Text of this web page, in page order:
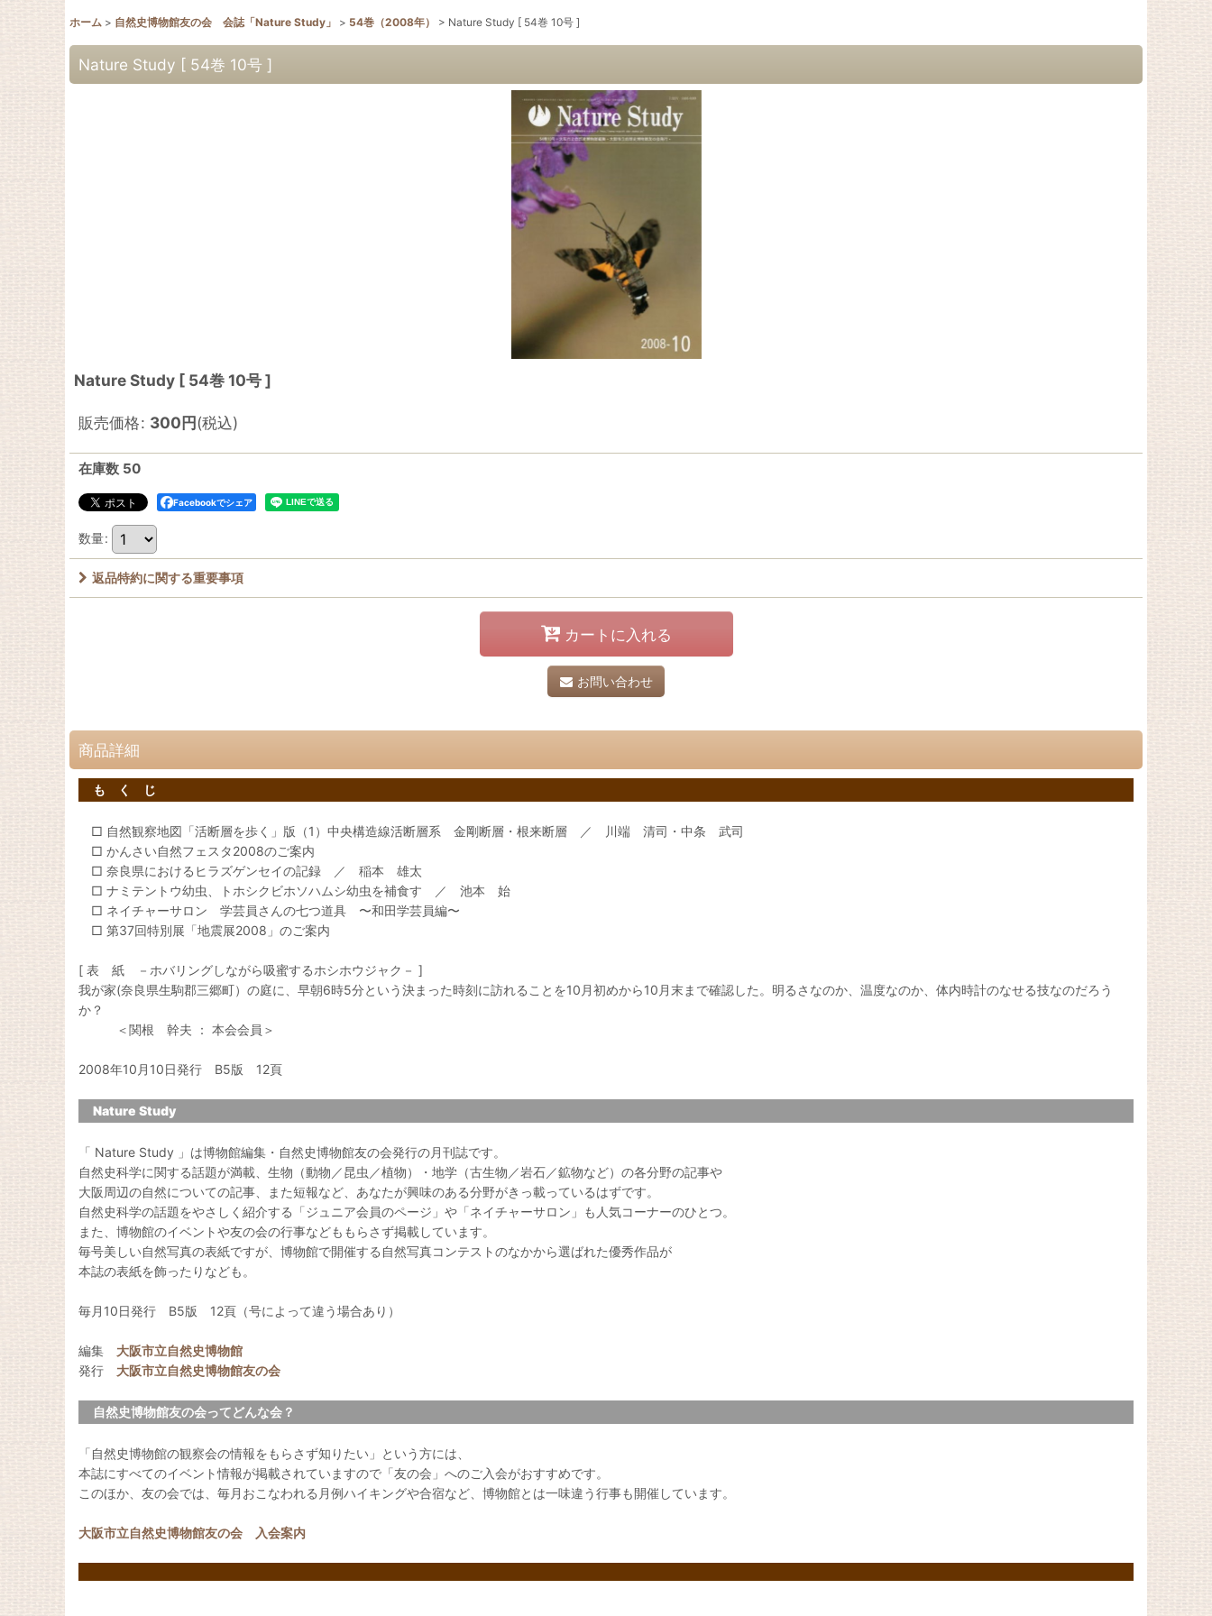
ホーム > 自然史博物館友の会 会誌「Nature Study」 > 54巻（2008年） > Nature Study [ 54巻 10号 ]
Nature Study [ 54巻 10号 ]
Nature Study [ 54巻 10号 ]
販売価格: 300円(税込)
在庫数 50
Facebookでシェア
数量:
返品特約に関する重要事項
カートに入れる
お問い合わせ
商品詳細
も く じ
□ 自然観察地図「活断層を歩く」版（1）中央構造線活断層系 金剛断層・根来断層 ／ 川端 清司・中条 武司
□ かんさい自然フェスタ2008のご案内
□ 奈良県におけるヒラズゲンセイの記録 ／ 稲本 雄太
□ ナミテントウ幼虫、トホシクビホソハムシ幼虫を補食す ／ 池本 始
□ ネイチャーサロン 学芸員さんの七つ道具 〜和田学芸員編〜
□ 第37回特別展「地震展2008」のご案内
[ 表 紙 －ホバリングしながら吸蜜するホシホウジャク－ ]
我が家(奈良県生駒郡三郷町）の庭に、早朝6時5分という決まった時刻に訪れることを10月初めから10月末まで確認した。明るさなのか、温度なのか、体内時計のなせる技なのだろう
か？
＜関根 幹夫 ： 本会会員＞
2008年10月10日発行 B5版 12頁
Nature Study
「 Nature Study 」は博物館編集・自然史博物館友の会発行の月刊誌です。
自然史科学に関する話題が満載、生物（動物／昆虫／植物）・地学（古生物／岩石／鉱物など）の各分野の記事や
大阪周辺の自然についての記事、また短報など、あなたが興味のある分野がきっ載っているはずです。
自然史科学の話題をやさしく紹介する「ジュニア会員のページ」や「ネイチャーサロン」も人気コーナーのひとつ。
また、博物館のイベントや友の会の行事などももらさず掲載しています。
毎号美しい自然写真の表紙ですが、博物館で開催する自然写真コンテストのなかから選ばれた優秀作品が
本誌の表紙を飾ったりなども。
毎月10日発行 B5版 12頁（号によって違う場合あり）
編集 大阪市立自然史博物館
発行 大阪市立自然史博物館友の会
自然史博物館友の会ってどんな会？
「自然史博物館の観察会の情報をもらさず知りたい」という方には、
本誌にすべてのイベント情報が掲載されていますので「友の会」へのご入会がおすすめです。
このほか、友の会では、毎月おこなわれる月例ハイキングや合宿など、博物館とは一味違う行事も開催しています。
大阪市立自然史博物館友の会 入会案内